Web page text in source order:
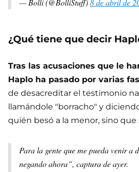
— Bolli (@BolliStuff)8 de abril de
¿Qué tiene que decir
Tras las acusaciones que le
Haplo ha pasado por varias
de desacreditar el testimonio
llamándole "borracho" y
quién besó a la menor, sino que
Para la gente que me pueda venir a
negando ahora”, captura de ayer.